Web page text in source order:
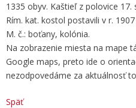
1335 obyv. Kaštieľ z polovice
Rím. kat. kostol postavili v r.
M. č.: boťany, kolónia.
Na zobrazenie miesta na mape
Google maps, preto ide o
nezodpovedáme za aktuálnosť
Späť